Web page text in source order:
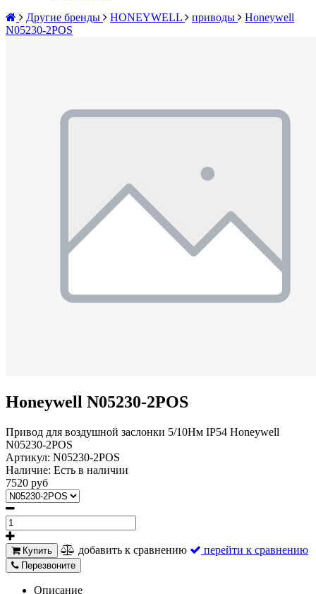
Другие бренды
HONEYWELL приводы
Honeywell
N05230-2POS
Honeywell N05230-2POS
Привод для воздушной заслонки 5/10Нм IP54 Honeywell
N05230-2POS
Артикул: N05230-2POS
Наличие: Есть в наличии
7520 руб
Купить добавить к сравнению перейти к сравнению
Перезвоните
Описание